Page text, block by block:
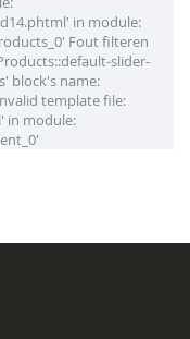
in module:
Fout filteren
slider-
block's name:
template file:
in module: